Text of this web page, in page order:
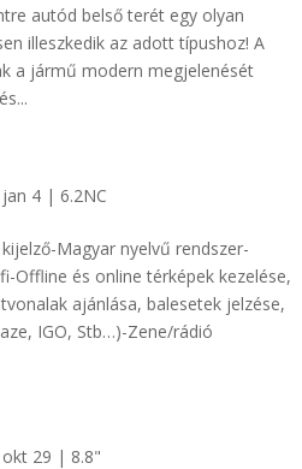
autód belső terét egy olyan
illeszkedik az adott típushoz! A
a jármű modern megjelenését
4| 6.2NC
Magyar nyelvű rendszer-
Offline és online térképek kezelése,
ajánlása, balesetek jelzése,
IGO, Stb…)-Zene/rádió
29 | 8.8"